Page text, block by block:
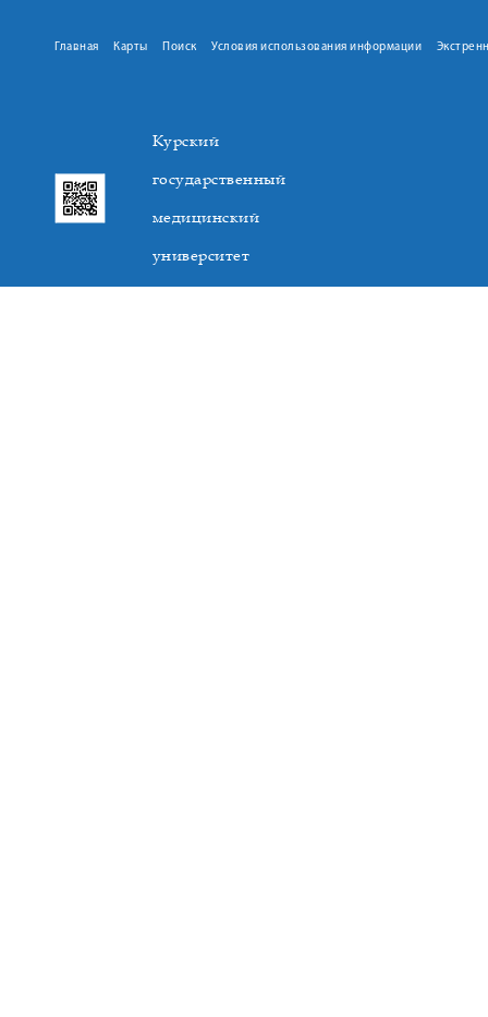
Главная Карты Поиск Условия использования информации
Курский
государственный
медицинский
университет